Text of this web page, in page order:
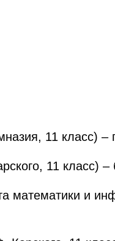
11 класс) –
11 класс)
математики и